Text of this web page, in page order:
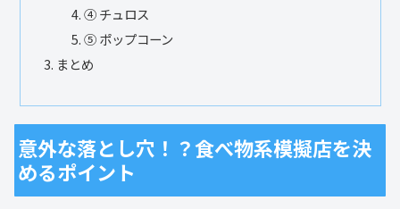
④ チュロス
⑤ ポップコーン
まとめ
意外な落とし穴！？食べ物系模擬店を決
めるポイント